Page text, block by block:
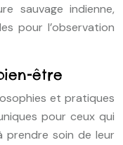
sauvage indienne,
pour l’observation
être
et pratiques
pour ceux qui
soin de leur